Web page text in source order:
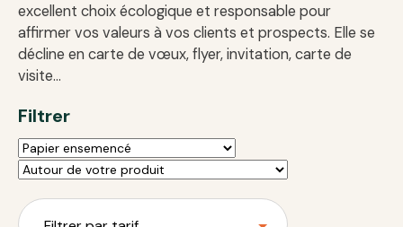
excellent choix écologique et responsable pour
affirmer vos valeurs à vos clients et prospects. Elle se
décline en carte de vœux, flyer, invitation, carte de
visite…
Filtrer